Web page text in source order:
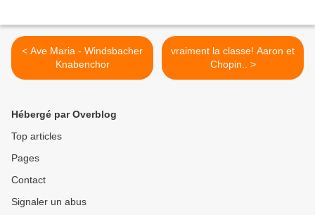
< Ave Maria - Windsbacher
Knabenchor
vraiment la classe! Aaron et
Chopin.. >
Hébergé par Overblog
Top articles
Pages
Contact
Signaler un abus